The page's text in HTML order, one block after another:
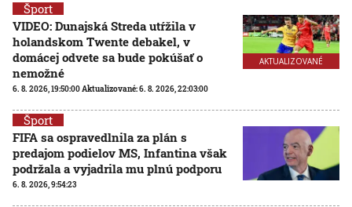
AKTUALIZOVANÉ
Šport
VIDEO: Dunajská Streda utŕžila v
holandskom Twente debakel, v
domácej odvete sa bude pokúšať o
nemožné
6. 8. 2026, 19:50:00Aktualizované:6. 8. 2026, 22:03:00
Šport
FIFA sa ospravedlnila za plán s
predajom podielov MS, Infantina však
podržala a vyjadrila mu plnú podporu
6. 8. 2026, 9:54:23